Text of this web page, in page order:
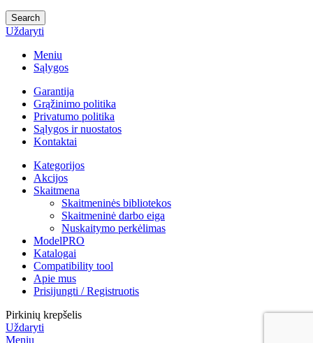
Search
Uždaryti
Meniu
Sąlygos
Garantija
Grąžinimo politika
Privatumo politika
Sąlygos ir nuostatos
Kontaktai
Kategorijos
Akcijos
Skaitmena
Skaitmeninės bibliotekos
Skaitmeninė darbo eiga
Nuskaitymo perkėlimas
ModelPRO
Katalogai
Compatibility tool
Apie mus
Prisijungti / Registruotis
Pirkinių krepšelis
Uždaryti
Meniu